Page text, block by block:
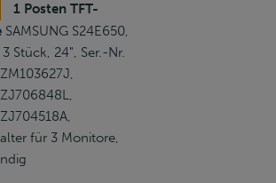
1 Posten TFT-
SAMSUNG S24E650,
Stück, 24", Ser.-Nr.
für 3 Monitore,